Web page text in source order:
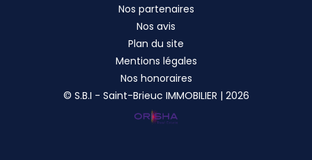
Nos partenaires
Nos avis
Plan du site
Mentions légales
Nos honoraires
© S.B.I - Saint-Brieuc IMMOBILIER | 2026